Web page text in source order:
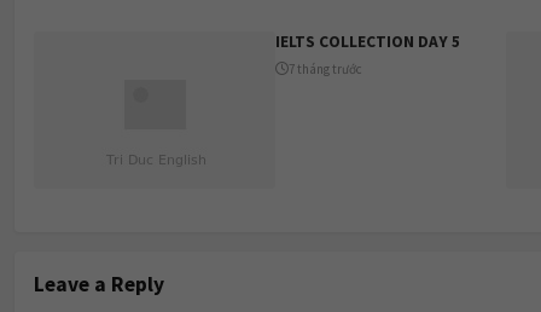
IELTS COLLECTION DAY 5
7 tháng trước
Leave a Reply